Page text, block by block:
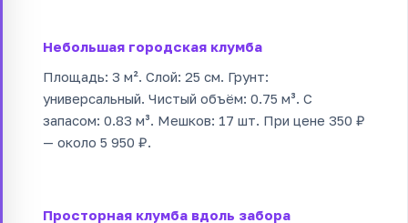
Небольшая городская клумба
Площадь: 3 м². Слой: 25 см. Грунт:
универсальный. Чистый объём: 0.75 м³. С
запасом: 0.83 м³. Мешков: 17 шт. При цене 350 ₽
— около 5 950 ₽.
Просторная клумба вдоль забора